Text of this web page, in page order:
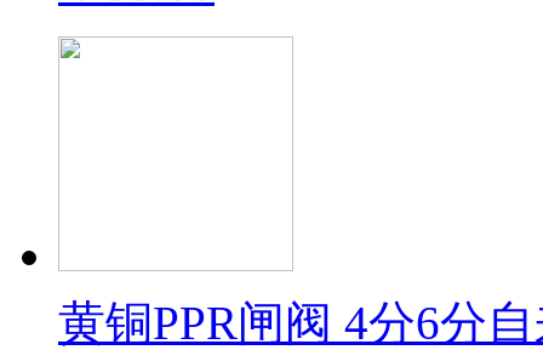
黄铜PPR闸阀 4分6分